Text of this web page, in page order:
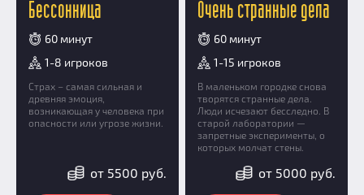
Бессонница
60 минут
1-8 игроков
Страх – самая сильная и
древняя эмоция,
возникающая у человека при
опасности или угрозе жизни.
от 5500 руб.
Очень странные дела
60 минут
1-15 игроков
В маленьком городке снова
творятся странные дела.
Люди исчезают бесследно. В
старой лаборатории —
запретные эксперименты, о
которых молчат стены.
от 5000 руб.